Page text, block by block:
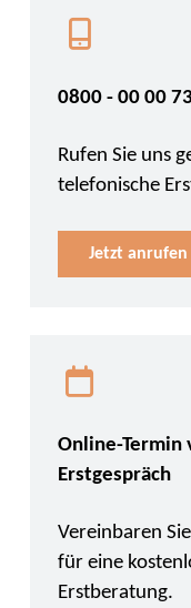
0800 - 00 00
Rufen Sie uns
telefonische
Jetzt anrufen
Online-Termin
Erstgespräch
Vereinbaren
für eine
Erstberatung.